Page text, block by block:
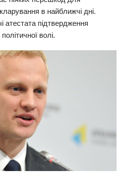
в найближчі дні.
підтвердження
волі.